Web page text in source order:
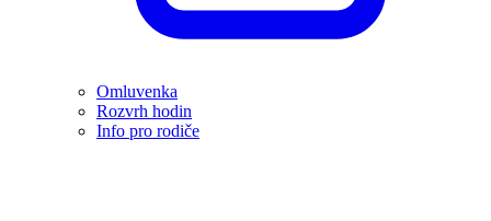
Omluvenka
Rozvrh hodin
Info pro rodiče